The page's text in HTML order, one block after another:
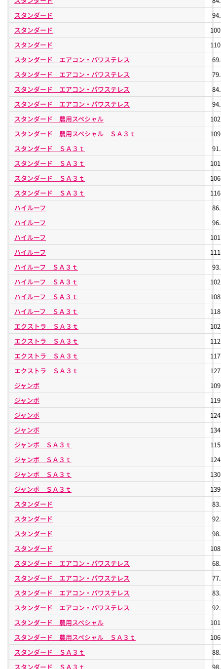
スタンダード
スタンダード
スタンダード
スタンダード エアコン・パワステレス
スタンダード エアコン・パワステレス
スタンダード エアコン・パワステレス
スタンダード エアコン・パワステレス
スタンダード 農用スペシャル
スタンダード 農用スペシャル ＳＡ３ｔ
スタンダード ＳＡ３ｔ
スタンダード ＳＡ３ｔ
スタンダード ＳＡ３ｔ
スタンダード ＳＡ３ｔ
ハイルーフ
ハイルーフ
ハイルーフ
ハイルーフ
ハイルーフ ＳＡ３ｔ
ハイルーフ ＳＡ３ｔ
ハイルーフ ＳＡ３ｔ
ハイルーフ ＳＡ３ｔ
エクストラ ＳＡ３ｔ
エクストラ ＳＡ３ｔ
エクストラ ＳＡ３ｔ
エクストラ ＳＡ３ｔ
ジャンボ
ジャンボ
ジャンボ
ジャンボ
ジャンボ ＳＡ３ｔ
ジャンボ ＳＡ３ｔ
ジャンボ ＳＡ３ｔ
ジャンボ ＳＡ３ｔ
スタンダード
スタンダード
スタンダード
スタンダード
スタンダード エアコン・パワステレス
スタンダード エアコン・パワステレス
スタンダード エアコン・パワステレス
スタンダード エアコン・パワステレス
スタンダード 農用スペシャル
スタンダード 農用スペシャル ＳＡ３ｔ
スタンダード ＳＡ３ｔ
スタンダード ＳＡ３ｔ